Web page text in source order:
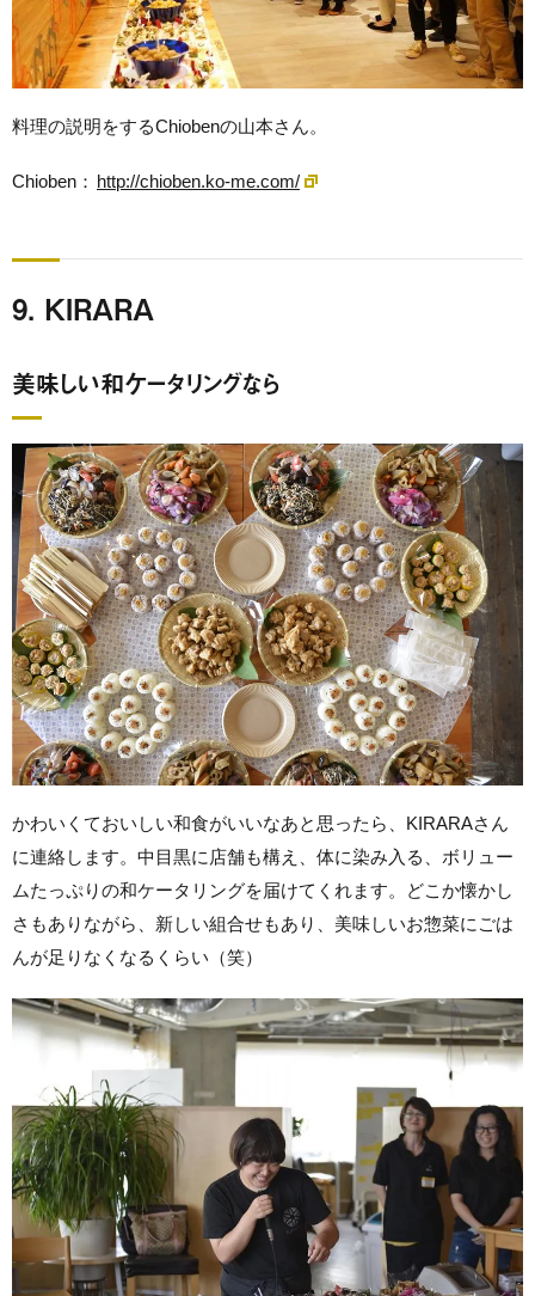
料理の説明をするChiobenの山本さん。
Chioben： http://chioben.ko-me.com/
9. KIRARA
美味しい和ケータリングなら
かわいくておいしい和食がいいなあと思ったら、KIRARAさん
に連絡します。中目黒に店舗も構え、体に染み入る、ボリュー
ムたっぷりの和ケータリングを届けてくれます。どこか懐かし
さもありながら、新しい組合せもあり、美味しいお惣菜にごは
んが足りなくなるくらい（笑）